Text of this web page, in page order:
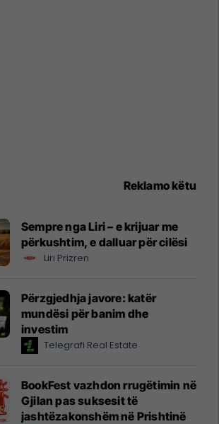
Reklamo këtu
Sempre nga Liri – e krijuar me
përkushtim, e dalluar për cilësi
Liri Prizren
Përzgjedhja javore: katër
mundësi për banim dhe
investim
Telegrafi Real Estate
BookFest vazhdon rrugëtimin në
Gjilan pas suksesit të
jashtëzakonshëm në Prishtinë